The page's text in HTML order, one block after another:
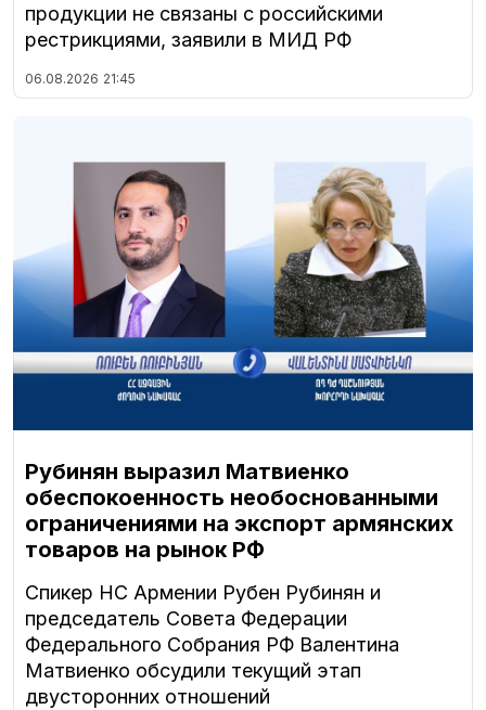
продукции не связаны с российскими
рестрикциями, заявили в МИД РФ
06.08.2026 21:45
Рубинян выразил Матвиенко
обеспокоенность необоснованными
ограничениями на экспорт армянских
товаров на рынок РФ
Спикер НС Армении Рубен Рубинян и
председатель Совета Федерации
Федерального Собрания РФ Валентина
Матвиенко обсудили текущий этап
двусторонних отношений